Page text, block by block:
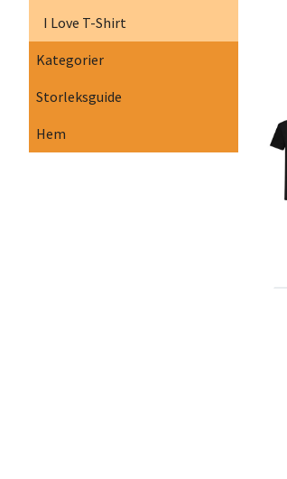
I Love T-Shirt
Kategorier
Storleksguide
Hem